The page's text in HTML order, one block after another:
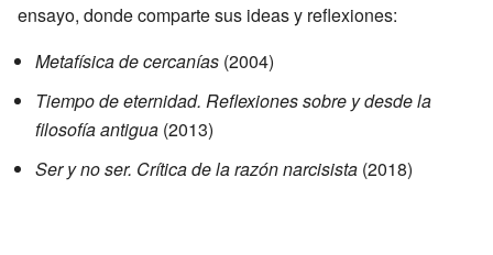
ensayo, donde comparte sus ideas y reflexiones:
Metafísica de cercanías (2004)
Tiempo de eternidad. Reflexiones sobre y desde la
filosofía antigua (2013)
Ser y no ser. Crítica de la razón narcisista (2018)